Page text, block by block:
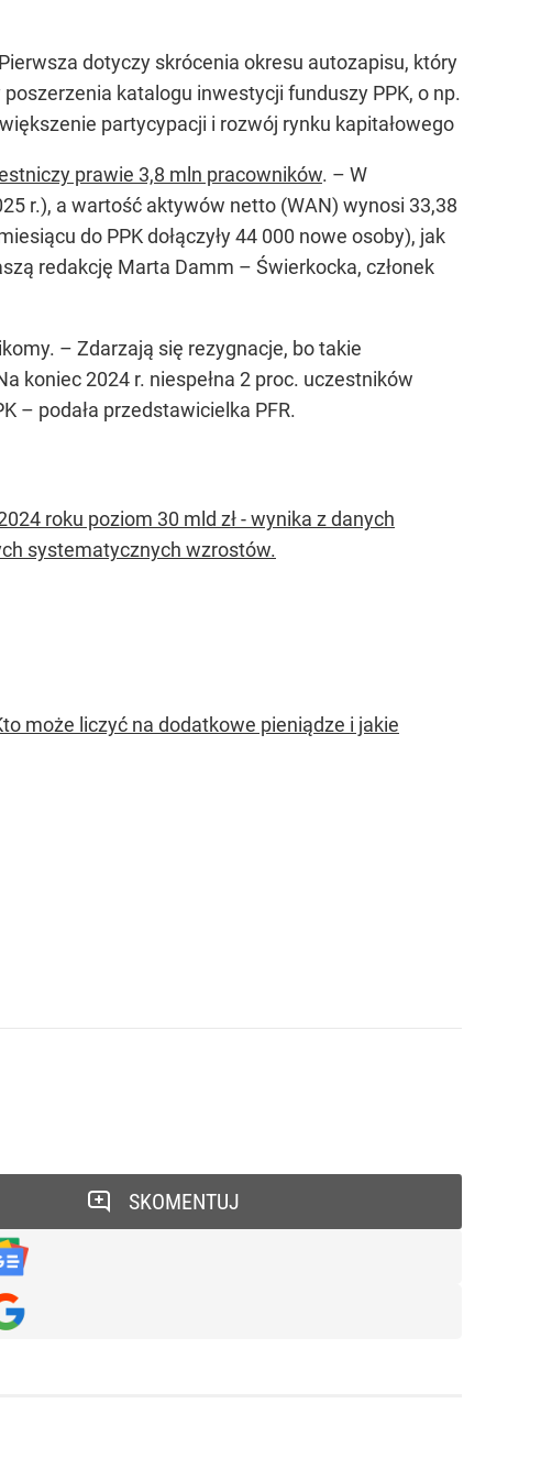
dotyczy skrócenia okresu autozapisu, który
katalogu inwestycji funduszy PPK, o np.
partycypacji i rozwój rynku kapitałowego
prawie 3,8 mln pracowników. – W
r.), a wartość aktywów netto (WAN) wynosi 33,38
do PPK dołączyły 44 000 nowe osoby), jak
redakcję Marta Damm – Świerkocka, członek
– Zdarzają się rezygnacje, bo takie
koniec 2024 r. niespełna 2 proc. uczestników
– podała przedstawicielka PFR.
roku poziom 30 mld zł - wynika z danych
systematycznych wzrostów.
może liczyć na dodatkowe pieniądze i jakie
SKOMENTUJ